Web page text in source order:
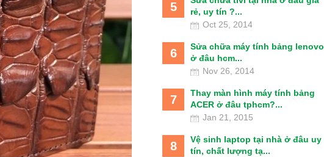
5
rẻ, uy tín ?...
Oct 25, 2014
6
Sửa chữa máy tính bảng lenovo
ở đâu hcm...
Nov 26, 2014
7
Thay màn hình máy tính bảng
ACER ở đâu tphcm?...
Jan 21, 2015
8
Vệ sinh laptop tại nhà ở đâu uy
tín, chất lượng tạ...